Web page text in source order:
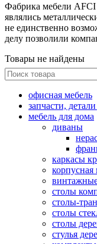
Фабрика мебели AFCI
являлись
не единственно
делу позволили
Товары не найдены
офисная мебель
запчасти,
мебель для дома
диваны
каркасы
корпусная
столы
столы-
столы
столы
стулья